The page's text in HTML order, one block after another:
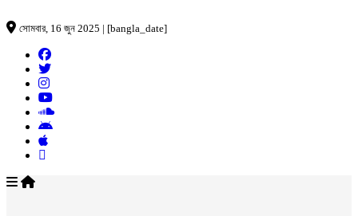
সোমবার, 16 জুন 2025 | [bangla_date]